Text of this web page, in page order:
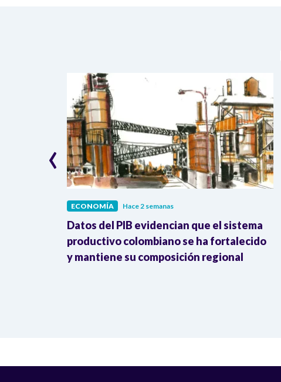
ECONOMÍA Hace 2 semanas
Datos del PIB evidencian que el sistema
productivo colombiano se ha fortalecido
y mantiene su composición regional
‹